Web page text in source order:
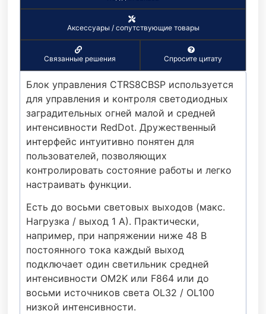
Аксессуары / сопутствующие товары
Связанные решения Спросите цитату
Блок управления CTRS8CBSP используется
для управления и контроля светодиодных
заградительных огней малой и средней
интенсивности RedDot. Дружественный
интерфейс интуитивно понятен для
пользователей, позволяющих
контролировать состояние работы и легко
настраивать функции.
Есть до восьми световых выходов (макс.
Нагрузка / выход 1 А). Практически,
например, при напряжении ниже 48 В
постоянного тока каждый выход
подключает один светильник средней
интенсивности OM2K или F864 или до
восьми источников света OL32 / OL100
низкой интенсивности.